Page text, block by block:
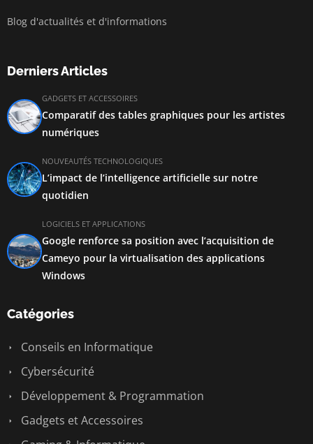
Blog d'actualités et d'informations
Derniers Articles
GADGETS ET ACCESSOIRES
Comparatif des tables graphiques pour les artistes
numériques
NOUVEAUTÉS TECHNOLOGIQUES
L’impact de l’intelligence artificielle sur notre
quotidien
LOGICIELS ET APPLICATIONS
Google renforce sa position avec l’acquisition de
Cameyo pour la virtualisation des applications
Windows
Catégories
Conseils en Informatique
Cybersécurité
Développement & Programmation
Gadgets et Accessoires